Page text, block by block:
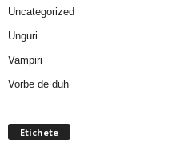
Uncategorized
Unguri
Vampiri
Vorbe de duh
Etichete